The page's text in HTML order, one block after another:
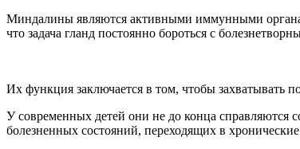
Миндалины являются активными иммунными
что задача гланд постоянно бороться с
Их функция заключается в том, чтобы захватывать
У современных детей они не до конца справляются
болезненных состояний, переходящих в хронические